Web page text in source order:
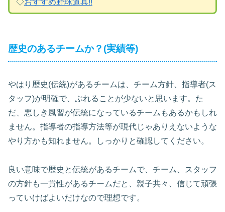
◇おすすめ野球道具!!
歴史のあるチームか？(実績等)
やはり歴史(伝統)があるチームは、チーム方針、指導者(ス
タッフ)が明確で、ぶれることが少ないと思います。た
だ、悪しき風習が伝統になっているチームもあるかもしれ
ません。指導者の指導方法等が現代じゃありえないような
やり方かも知れません。しっかりと確認してください。
良い意味で歴史と伝統があるチームで、チーム、スタッフ
の方針も一貫性があるチームだと、親子共々、信じて頑張
っていけばよいだけなので理想です。